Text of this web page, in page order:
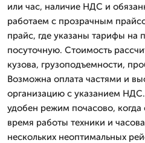
или час, наличие НДС и
работаем с прозрачным
прайс, где указаны тарифы на
посуточную. Стоимость
кузова, грузоподъемности,
Возможна оплата частями и
организацию с указанием
удобен режим почасово, когда
время работы техники и
нескольких неоптимальных